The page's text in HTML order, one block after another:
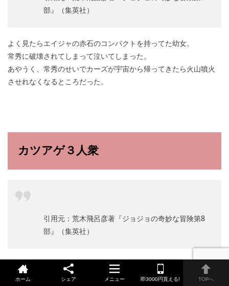
部』（集英社）
よく見たらエイジャの赤石のコンパクトを持ってた幼女。
常秀に破壊されてしまって泣いてしまった。
あやうく、常秀のせいでカーズが宇宙から帰ってきたら火山噴火
させれなくなるところだった。
カツアゲ３人衆
引用元：荒木飛呂彦著『ジョジョの奇妙な冒険第8
部』（集英社）
８部の杜王町の中でも見た目からして性格が悪い３人組。
その煽りセンスは管理人も一目置いている。
ホーム シェア メニュー 即3000円貰える! TOPへ